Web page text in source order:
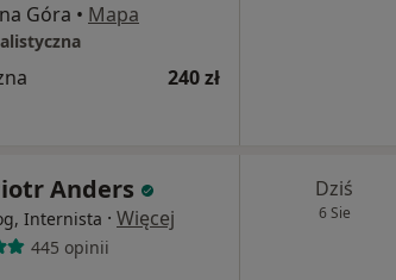
Góra • Mapa
240 zł
Anders
Internista · Więcej
445 opinii
Dziś
6 Sie